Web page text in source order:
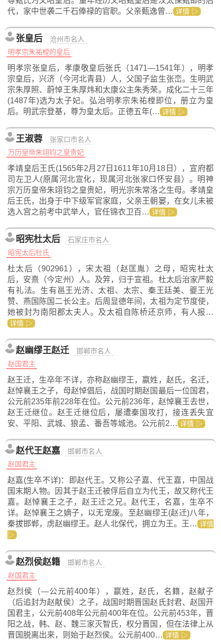
代，家中世袭二千石俸禄的官职。父亲甄逸曾… 详情 ▷
张皇后
沧州市名人
明孝宗朱祐樘的皇后
明孝宗张皇后，孝康敬皇后张氏（1471—1541年），明孝
宗皇后，兴济（今河北青县）人，父国子监生张峦。生明武
宗朱厚照、蔚悼王朱厚炜和太康公主朱秀荣。成化二十三年
(1487年)选为太子妃。弘治明孝宗朱祐樘即位，册立为皇
后。明武宗登基，尊为皇太后。正德五年(… 详情 ▷
王淑蓉
张家口市名人
万历皇帝朱翊钧之皇贵妃
孝靖皇后王氏(1565年2月27日1611年10月18日），宣府都
司左卫人(原属河北宣化，现属河北张家口怀安县）。明神
宗万历皇帝朱翊钧之皇贵妃，明光宗朱常洛之生母。孝靖皇
后王氏，出身于中下级军官家庭，父亲王朝窭，在女儿未被
选入宫之前考中武举人，官任锦衣卫百… 详情 ▷
昭宪杜太后
石家庄市名人
昭宪太后杜氏
杜太后（902961），宋太祖（赵匡胤）之母，昭宪杜太
后，安熹（今定州）人。及笄，归于宣祖。杜太后治家严毅
有礼法。生有邕王光济、太祖、太宗、秦王廷美、夔王光
赞、燕国陈国二长公主。后周显德年间，太祖为定节度使，
她被封为南阳郡太夫人。及太祖自陈桥还京师，有人报…
详情 ▷
赵幽缪王赵迁
邯郸市名人
赵国君主
赵王迁，生卒年不详，亦称赵幽缪王，嬴姓，赵氏，名迁，
赵悼襄王之子，母赵悼倡后，战国时期赵国最后一位国君，
公元前235年前228年在位。公元前236年，赵悼襄王去世，
赵王迁继位。赵王迁继位后，屡遭秦国攻打，接连丢失宜
安、平阳、武城、狼孟、番吾等城池。公元前2… 详情 ▷
赵代王赵嘉
邯郸市名人
赵国君主
赵嘉(生卒不详)：即赵代王。又称公子嘉、代王嘉，中国战
国末期人物。因其于赵王迁被俘后自立为代王，故又称代王
嘉。赵悼襄王之子，赵王迁之兄。赵代王，名嘉，生卒不
详。赵悼襄王之嫡子，以无宠废。至赵幽缪王(赵迁)八年，
秦拔邯郸，虏赵幽缪王。赵人北保代，拥立为王。王… 详情
▷
赵烈侯赵籍
邯郸市名人
赵国君主
赵烈侯（—公元前400年），嬴姓，赵氏，名籍，赵献子
（后追封为赵献侯）之子，战国时期晋国赵氏封君、赵国开
国君主，公元前408年公元前400年在位。公元前453年，晋
阳之战，韩、赵、魏三家灭智氏，权分晋国，但在法律上从
晋国脱离出来，则始于赵烈侯。公元前400… 详情 ▷